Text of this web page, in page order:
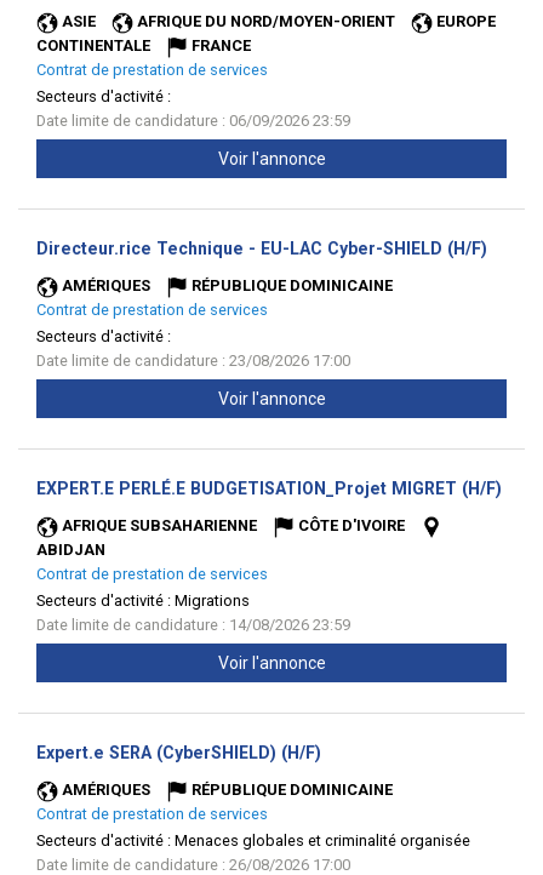
ASIE AFRIQUE DU NORD/MOYEN-ORIENT
EUROPE
CONTINENTALE
FRANCE
Contrat de prestation de services
Secteurs d'activité :
Date limite de candidature : 06/09/2026 23:59
Voir l'annonce
Directeur.rice Technique - EU-LAC Cyber-SHIELD (H/F)
AMÉRIQUES
RÉPUBLIQUE DOMINICAINE
Contrat de prestation de services
Secteurs d'activité :
Date limite de candidature : 23/08/2026 17:00
Voir l'annonce
EXPERT.E PERLÉ.E BUDGETISATION_Projet MIGRET (H/F)
AFRIQUE SUBSAHARIENNE
CÔTE D'IVOIRE
ABIDJAN
Contrat de prestation de services
Secteurs d'activité : Migrations
Date limite de candidature : 14/08/2026 23:59
Voir l'annonce
Expert.e SERA (CyberSHIELD) (H/F)
AMÉRIQUES
RÉPUBLIQUE DOMINICAINE
Contrat de prestation de services
Secteurs d'activité : Menaces globales et criminalité organisée
Date limite de candidature : 26/08/2026 17:00